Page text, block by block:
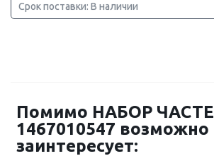
Срок поставки: В наличии
Помимо НАБОР
1467010547 возможно
заинтересует: